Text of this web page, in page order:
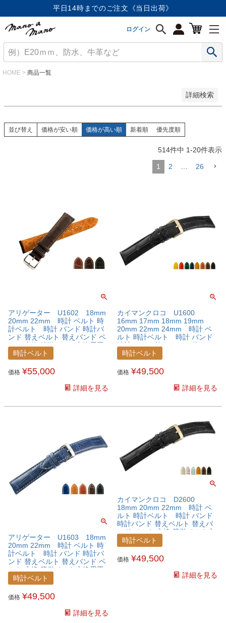
平日14時までのご注文《当日出荷》
ログイン
HOME 商品一覧
詳細検索
価格が安い順
価格が高い順
優先度順
キーワードヒット順
並び替え 価格が安い順 価格が高い順 新着順 優先度順
514件中 1-20件表示
1 2 26
アリゲーター U1602 18mm
20mm 22mm 時計 ベルト 時
計ベルト 時計 バンド 時計バ
ンド 替えベルト 替えバンド ベ
ルト 交換 簡単ベルト交換用工
具付
時計ベルト
価格 ¥55,000
詳細を見る
カイマンクロコ U1600
16mm 17mm 18mm 19mm
20mm 22mm 24mm 時計 ベ
ルト 時計ベルト 時計 バンド
時計バンド 替えベルト 替えバ
ンド ベルト 交換 簡単ベルト交
換用工具付
時計ベルト
価格 ¥49,500
詳細を見る
アリゲーター U1603 18mm
20mm 22mm 時計 ベルト 時
計ベルト 時計 バンド 時計バ
ンド 替えベルト 替えバンド ベ
ルト 交換 簡単ベルト交換用工
具付
時計ベルト
価格 ¥49,500
詳細を見る
カイマンクロコ D2600
18mm 20mm 22mm 時計 ベ
ルト 時計ベルト 時計 バンド
時計バンド 替えベルト 替えバ
ンド ベルト 交換 簡単ベルト交
換用工具付
時計ベルト
価格 ¥49,500
詳細を見る